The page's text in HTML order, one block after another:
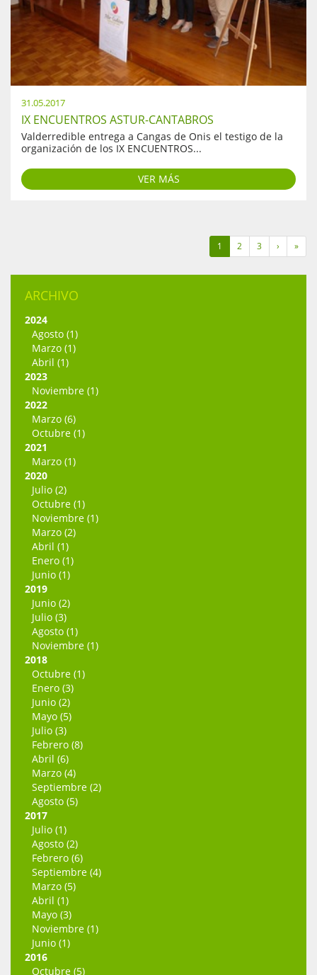
31.05.2017
IX ENCUENTROS ASTUR-CANTABROS
Valderredible entrega a Cangas de Onis el testigo de la
organización de los IX ENCUENTROS...
VER MÁS
1 2 3 › »
ARCHIVO
2024
Agosto (1)
Marzo (1)
Abril (1)
2023
Noviembre (1)
2022
Marzo (6)
Octubre (1)
2021
Marzo (1)
2020
Julio (2)
Octubre (1)
Noviembre (1)
Marzo (2)
Abril (1)
Enero (1)
Junio (1)
2019
Junio (2)
Julio (3)
Agosto (1)
Noviembre (1)
2018
Octubre (1)
Enero (3)
Junio (2)
Mayo (5)
Julio (3)
Febrero (8)
Abril (6)
Marzo (4)
Septiembre (2)
Agosto (5)
2017
Julio (1)
Agosto (2)
Febrero (6)
Septiembre (4)
Marzo (5)
Abril (1)
Mayo (3)
Noviembre (1)
Junio (1)
2016
Octubre (5)